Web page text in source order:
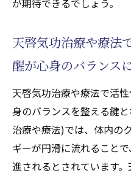
天啓気功治療や療法
醒が心身のバランス
天啓気功治療や療法で活
身のバランスを整える鍵
治療や療法)では、体内の
ギーが円滑に流れること
進されるとされています